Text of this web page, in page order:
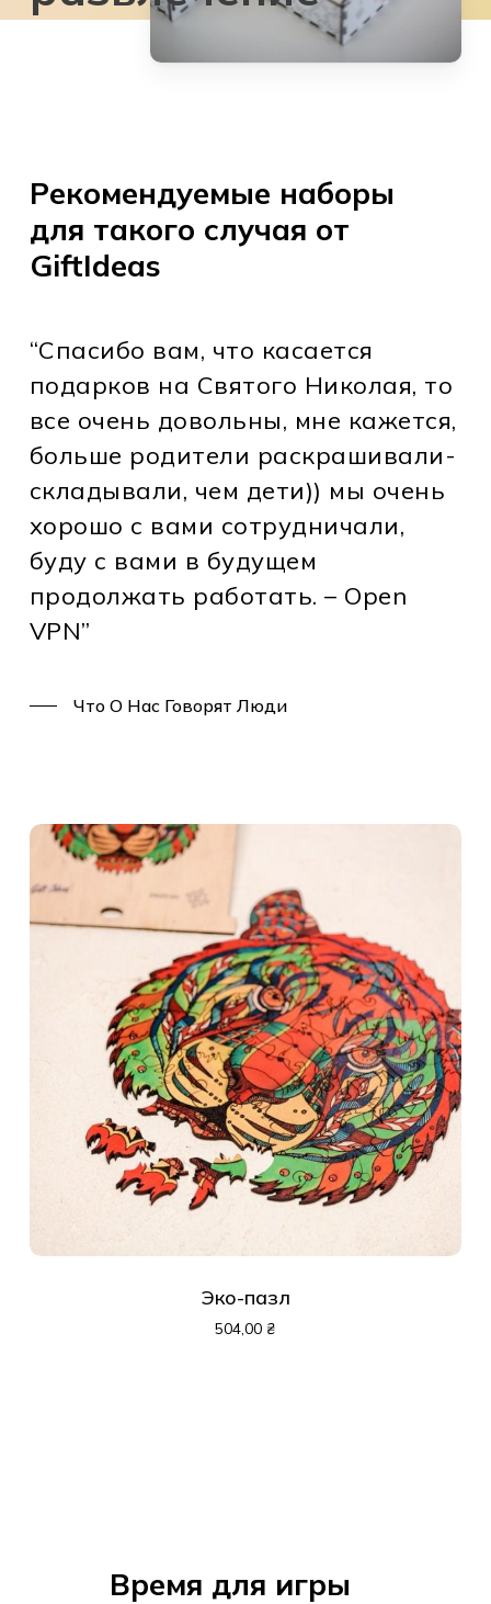
Рекомендуемые наборы
для такого случая от
GiftIdeas
“Спасибо вам, что касается
подарков на Святого Николая, то
все очень довольны, мне кажется,
больше родители раскрашивали-
складывали, чем дети)) мы очень
хорошо с вами сотрудничали,
буду с вами в будущем
продолжать работать. – Open
VPN”
Что О Нас Говорят Люди
Эко-пазл
504,00 ₴
Время для игры